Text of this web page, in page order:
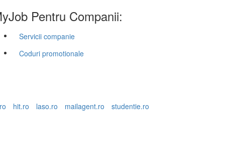
Pentru Companii:
Servicii companie
Coduri promotionale
hit.ro laso.ro mailagent.ro
studentie.ro